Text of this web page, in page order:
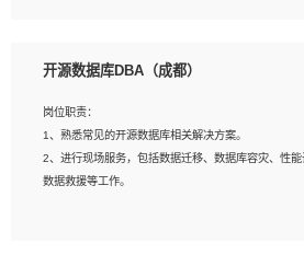
1、专科及以上学历，三年以上工作经验，计算机等相
3、熟悉常见操作系统、存储、网络、 IO 等相关原理；
4、具有迁移工具实操经验，具备P2V、V2V迁移能力
5、熟练华为、VMware虚拟化、云计算及云存储技术
6、熟悉主流数据库、应用服务器、中间件部署架构和
开源数据库DBA（成都）
岗位职责：
1、熟悉常见的开源数据库相关解决方案。
2、进行现场服务，包括数据迁移、数据库容灾、性能
数据救援等工作。